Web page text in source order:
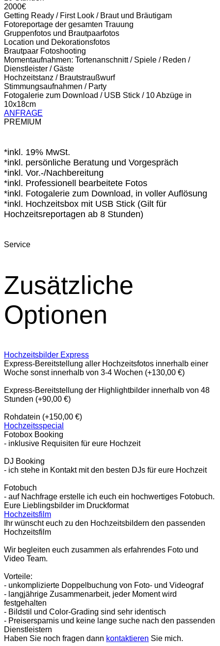
2000€
Getting Ready / First Look / Braut und Bräutigam
Fotoreportage der gesamten Trauung
Gruppenfotos und Brautpaarfotos
Location und Dekorationsfotos
Brautpaar Fotoshooting
Momentaufnahmen: Tortenanschnitt / Spiele / Reden /
Dienstleister / Gäste
Hochzeitstanz / Brautstraußwurf
Stimmungsaufnahmen / Party
Fotogalerie zum Download / USB Stick / 10 Abzüge in
10x18cm
ANFRAGE
PREMIUM
*inkl. 19% MwSt.
*inkl. persönliche Beratung und Vorgespräch
*inkl. Vor.-/Nachbereitung
*inkl. Professionell bearbeitete Fotos
*inkl. Fotogalerie zum Download, in voller Auflösung
*inkl. Hochzeitsbox mit USB Stick (Gilt für
Hochzeitsreportagen ab 8 Stunden)
Service
Zusätzliche
Optionen
Hochzeitsbilder Express
Express-Bereitstellung aller Hochzeitsfotos innerhalb einer
Woche sonst innerhalb von 3-4 Wochen (+130,00 €)
Express-Bereitstellung der Highlightbilder innerhalb von 48
Stunden (+90,00 €)
Rohdatein (+150,00 €)
Hochzeitsspecial
Fotobox Booking
- inklusive Requisiten für eure Hochzeit
DJ Booking
- ich stehe in Kontakt mit den besten DJs für eure Hochzeit
Fotobuch
- auf Nachfrage erstelle ich euch ein hochwertiges Fotobuch.
Eure Lieblingsbilder im Druckformat
Hochzeitsfilm
Ihr wünscht euch zu den Hochzeitsbildern den passenden
Hochzeitsfilm
Wir begleiten euch zusammen als erfahrendes Foto und
Video Team.
Vorteile:
- unkomplizierte Doppelbuchung von Foto- und Videograf
- langjährige Zusammenarbeit, jeder Moment wird
festgehalten
- Bildstil und Color-Grading sind sehr identisch
- Preisersparnis und keine lange suche nach den passenden
Dienstleistern
Haben Sie noch fragen dann kontaktieren Sie mich.